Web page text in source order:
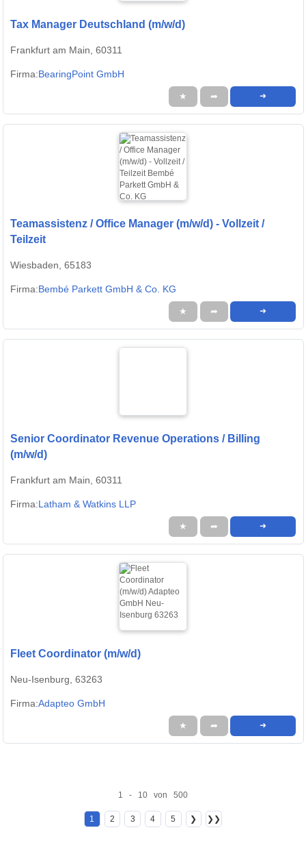
Tax Manager Deutschland (m/w/d)
Frankfurt am Main, 60311
Firma:BearingPoint GmbH
★ ➦ ➜
Teamassistenz / Office Manager (m/w/d) - Vollzeit /
Teilzeit
Wiesbaden, 65183
Firma:Bembé Parkett GmbH & Co. KG
★ ➦ ➜
Senior Coordinator Revenue Operations / Billing
(m/w/d)
Frankfurt am Main, 60311
Firma:Latham & Watkins LLP
★ ➦ ➜
Fleet Coordinator (m/w/d)
Neu-Isenburg, 63263
Firma:Adapteo GmbH
★ ➦ ➜
1 - 10 von 500
1 2 3 4 5 ❯ ❯❯